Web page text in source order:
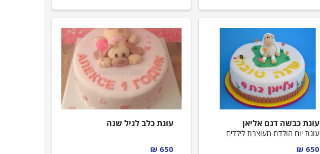
עוגת כבשה דגם אליאן
עוגת יום הולדת מעוצבת לילדים
650 ₪
עוגת כלב לגיל שנה
650 ₪